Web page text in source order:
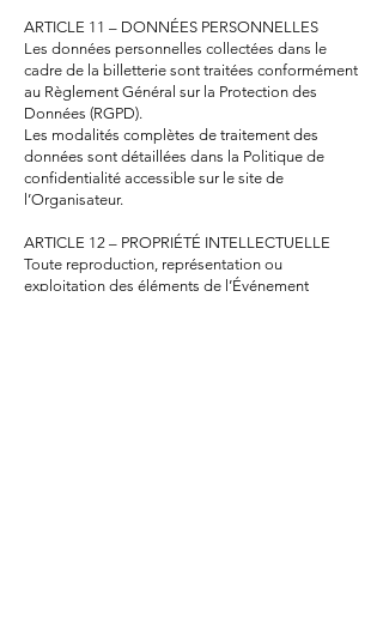
ARTICLE 11 – DONNÉES PERSONNELLES
Les données personnelles collectées dans le
cadre de la billetterie sont traitées conformément
au Règlement Général sur la Protection des
Données (RGPD).
Les modalités complètes de traitement des
données sont détaillées dans la Politique de
confidentialité accessible sur le site de
l’Organisateur.
ARTICLE 12 – PROPRIÉTÉ INTELLECTUELLE
Toute reproduction, représentation ou
exploitation des éléments de l’Événement